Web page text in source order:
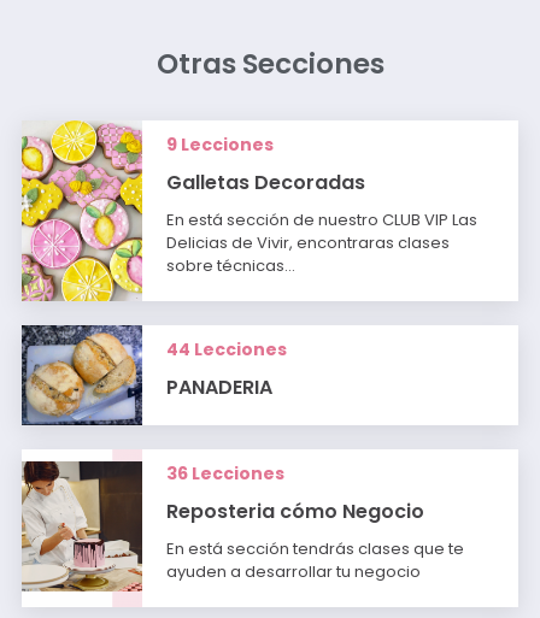
Otras Secciones
9 Lecciones
Galletas Decoradas
En está sección de nuestro CLUB VIP Las
Delicias de Vivir, encontraras clases
sobre técnicas…
44 Lecciones
PANADERIA
36 Lecciones
Reposteria cómo Negocio
En está sección tendrás clases que te
ayuden a desarrollar tu negocio